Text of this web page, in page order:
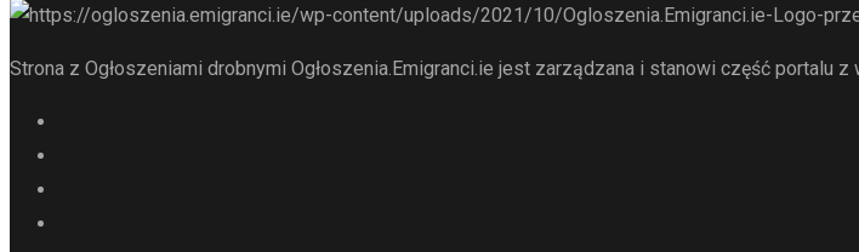
Strona z Ogłoszeniami drobnymi Ogłoszenia.Emigranci.ie jest zarządzana i stanowi część portalu